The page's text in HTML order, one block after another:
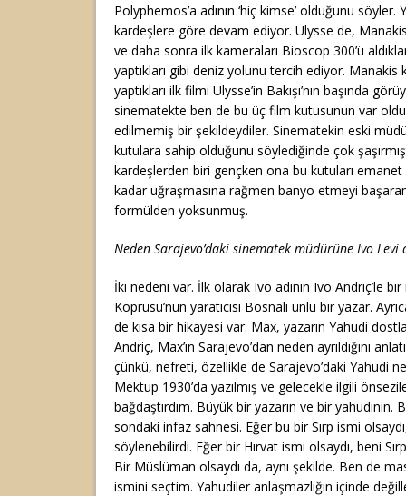
Polyphemos’a adının ‘hiç kimse’ olduğunu
kardeşlere göre devam ediyor. Ulysse de,
ve daha sonra ilk kameraları Bioscop 300’ü
yaptıkları gibi deniz yolunu tercih ediyor.
yaptıkları ilk filmi Ulysse’in Bakışı’nın başında
sinematekte ben de bu üç film kutusunun var
edilmemiş bir şekildeydiler. Sinematekin eski
kutulara sahip olduğunu söylediğinde çok
kardeşlerden biri gençken ona bu kutuları
kadar uğraşmasına rağmen banyo etmeyi
formülden yoksunmuş.
Neden Sarajevo’daki sinematek müdürüne Ivo Levi
İki nedeni var. İlk olarak Ivo adının Ivo Andriç’le
Köprüsü’nün yaratıcısı Bosnalı ünlü bir yazar.
de kısa bir hikayesi var. Max, yazarın Yahudi
Andriç, Max’ın Sarajevo’dan neden ayrıldığını
çünkü, nefreti, özellikle de Sarajevo’daki Yahudi
Mektup 1930’da yazılmış ve gelecekle ilgili
bağdaştırdım. Büyük bir yazarın ve bir yahudinin.
sondaki infaz sahnesi. Eğer bu bir Sırp ismi
söylenebilirdi. Eğer bir Hırvat ismi olsaydı, beni
Bir Müslüman olsaydı da, aynı şekilde. Ben de
ismini seçtim. Yahudiler anlaşmazlığın içinde